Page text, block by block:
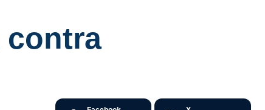
contra